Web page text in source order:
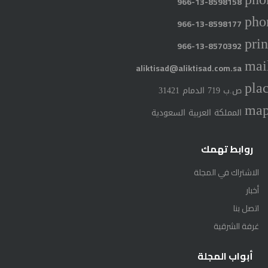
966-13-8598177
966-13-8570392
aliktisad@aliktisad.com.sa
ص.ب 719 الدمام 31421
المملكة العربية السعودية
روابط تهمك
الاشتراك في المجلة
أخبار
اتصل بنا
غرفة الشرقية
أبواب المجلة